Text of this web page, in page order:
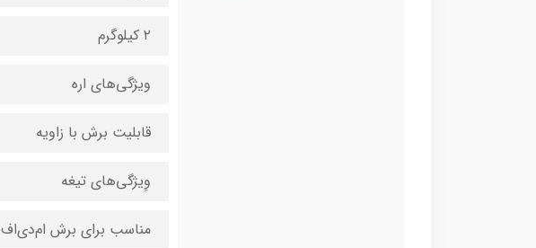
۲ کیلوگرم
ویژگی‌های اره
قابلیت برش با زاویه
وِیژگی‌های تیغه
مناسب برای برش ام‌دی‌اف